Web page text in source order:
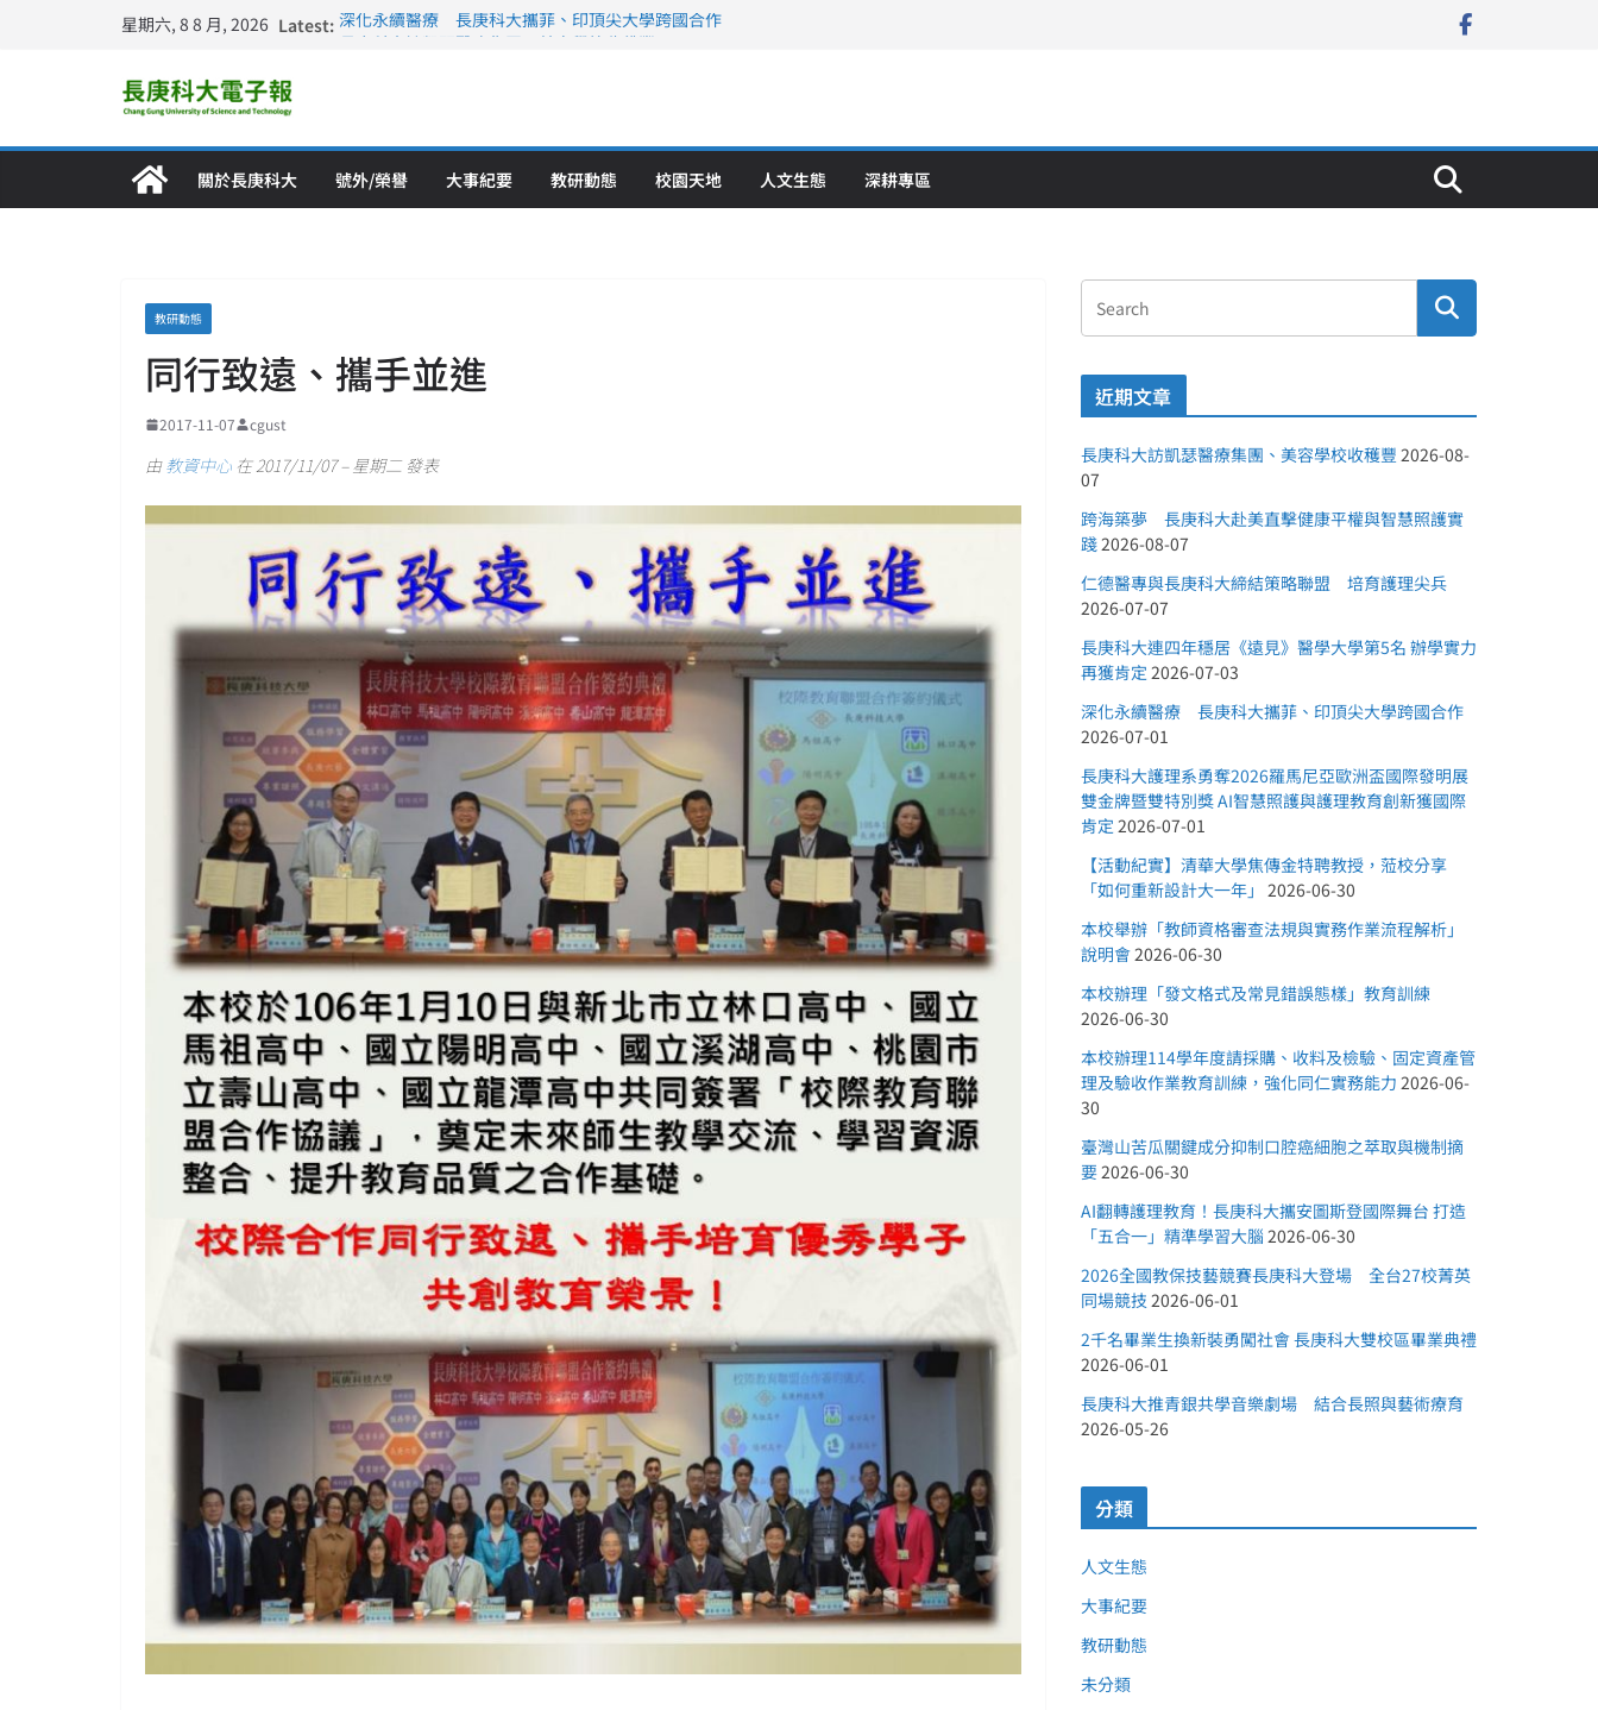
星期六, 8 8 月, 2026 Latest: 深化永續醫療 長庚科大攜菲、印頂尖大學跨國合作
關於長庚科大 號外/榮譽 大事紀要 教研動態 校園天地 人文生態 深耕專區
教研動態
同行致遠、攜手並進
2017-11-07 cgust
由教資中心 在 2017/11/07 – 星期二 發表
近期文章
長庚科大訪凱瑟醫療集團、美容學校收穫豐 2026-08-
07
跨海築夢 長庚科大赴美直擊健康平權與智慧照護實
踐2026-08-07
仁德醫專與長庚科大締結策略聯盟 培育護理尖兵
2026-07-07
長庚科大連四年穩居《遠見》醫學大學第5名 辦學實力
再獲肯定 2026-07-03
深化永續醫療 長庚科大攜菲、印頂尖大學跨國合作
2026-07-01
長庚科大護理系勇奪2026羅馬尼亞歐洲盃國際發明展
雙金牌暨雙特別獎 AI智慧照護與護理教育創新獲國際
肯定 2026-07-01
【活動紀實】清華大學焦傳金特聘教授，蒞校分享
「如何重新設計大一年」 2026-06-30
本校舉辦「教師資格審查法規與實務作業流程解析」
說明會2026-06-30
本校辦理「發文格式及常見錯誤態樣」教育訓練
2026-06-30
本校辦理114學年度請採購、收料及檢驗、固定資產管
理及驗收作業教育訓練，強化同仁實務能力 2026-06-
30
臺灣山苦瓜關鍵成分抑制口腔癌細胞之萃取與機制摘
要2026-06-30
AI翻轉護理教育！長庚科大攜安圖斯登國際舞台 打造
「五合一」精準學習大腦 2026-06-30
2026全國教保技藝競賽長庚科大登場 全台27校菁英
同場競技 2026-06-01
2千名畢業生換新裝勇闖社會 長庚科大雙校區畢業典禮
2026-06-01
長庚科大推青銀共學音樂劇場 結合長照與藝術療育
2026-05-26
分類
人文生態
大事紀要
教研動態
未分類